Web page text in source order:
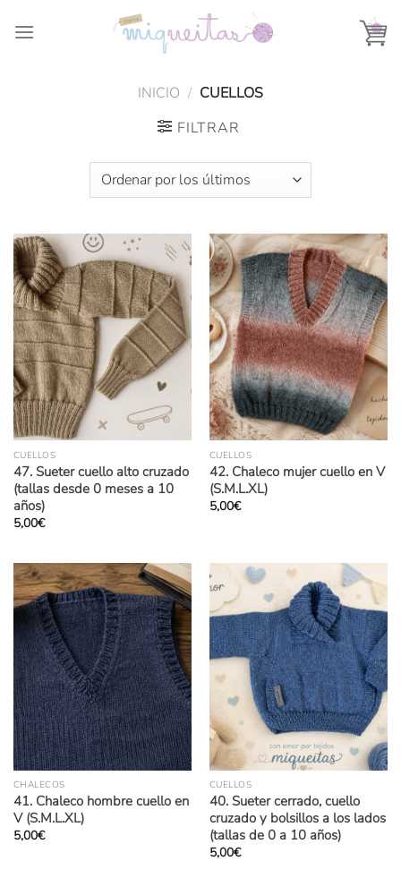
INICIO / CUELLOS
FILTRAR
CUELLOS
47. Sueter cuello alto cruzado
(tallas desde 0 meses a 10
años)
5,00€
CUELLOS
42. Chaleco mujer cuello en V
(S.M.L.XL)
5,00€
CHALECOS
41. Chaleco hombre cuello en
V (S.M.L.XL)
5,00€
CUELLOS
40. Sueter cerrado, cuello
cruzado y bolsillos a los lados
(tallas de 0 a 10 años)
5,00€